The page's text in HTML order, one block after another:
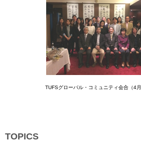
TUFSグローバル・コミュニティ会合（
TOPICS